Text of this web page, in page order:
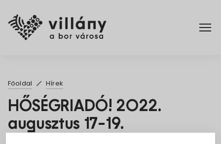
Elérhetőségek
Hírek
Főoldal Hírek
HŐSÉGRIADÓ! 2022.
augusztus 17-19.